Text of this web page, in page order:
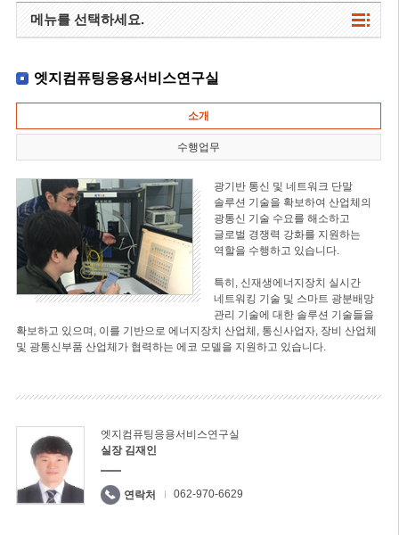
메뉴를 선택하세요.
엣지컴퓨팅응용서비스연구실
소개
수행업무
광기반 통신 및 네트워크 단말
솔루션 기술을 확보하여 산업체의
광통신 기술 수요를 해소하고
글로벌 경쟁력 강화를 지원하는
역할을 수행하고 있습니다.
특히, 신재생에너지장치 실시간
네트워킹 기술 및 스마트 광분배망
관리 기술에 대한 솔루션 기술들을
확보하고 있으며, 이를 기반으로 에너지장치 산업체, 통신사업자, 장비 산업체
및 광통신부품 산업체가 협력하는 에코 모델을 지원하고 있습니다.
엣지컴퓨팅응용서비스연구실
실장 김재인
연락처 062-970-6629